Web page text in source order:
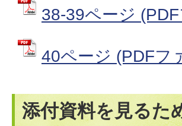
38-39ページ
40ページ (PDFフ
添付資料を見るた